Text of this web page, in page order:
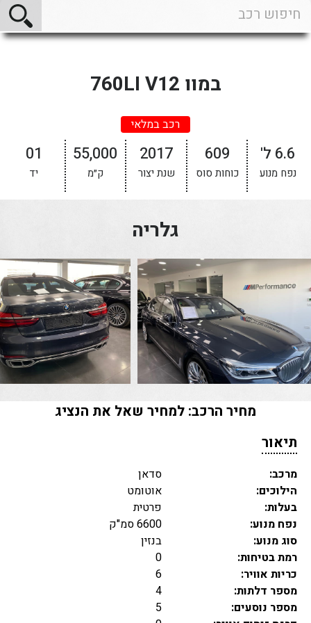
במוו 760LI V12
רכב במלאי
6.6 ל'
נפח מנוע
609
כוחות סוס
2017
שנת יצור
55,000
ק״מ
01
יד
גלריה
מחיר הרכב: למחיר שאל את הנציג
תיאור
מרכב:
סדאן
הילוכים:
אוטומט
בעלות:
פרטית
נפח מנוע:
6600 סמ"ק
סוג מנוע:
בנזין
רמת בטיחות:
0
כריות אוויר:
6
מספר דלתות:
4
מספר נוסעים:
5